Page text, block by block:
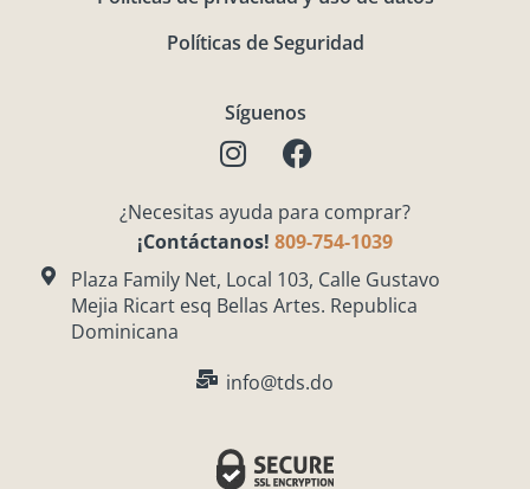
Políticas de Seguridad
Síguenos
I
n
t
a
g
r
m
F
a
e
b
o
o
¿Necesitas ayuda para comprar?
¡Contáctanos! 809-754-1039
Plaza Family Net, Local 103, Calle Gustavo
Mejia Ricart esq Bellas Artes. Republica
Dominicana
info@tds.do